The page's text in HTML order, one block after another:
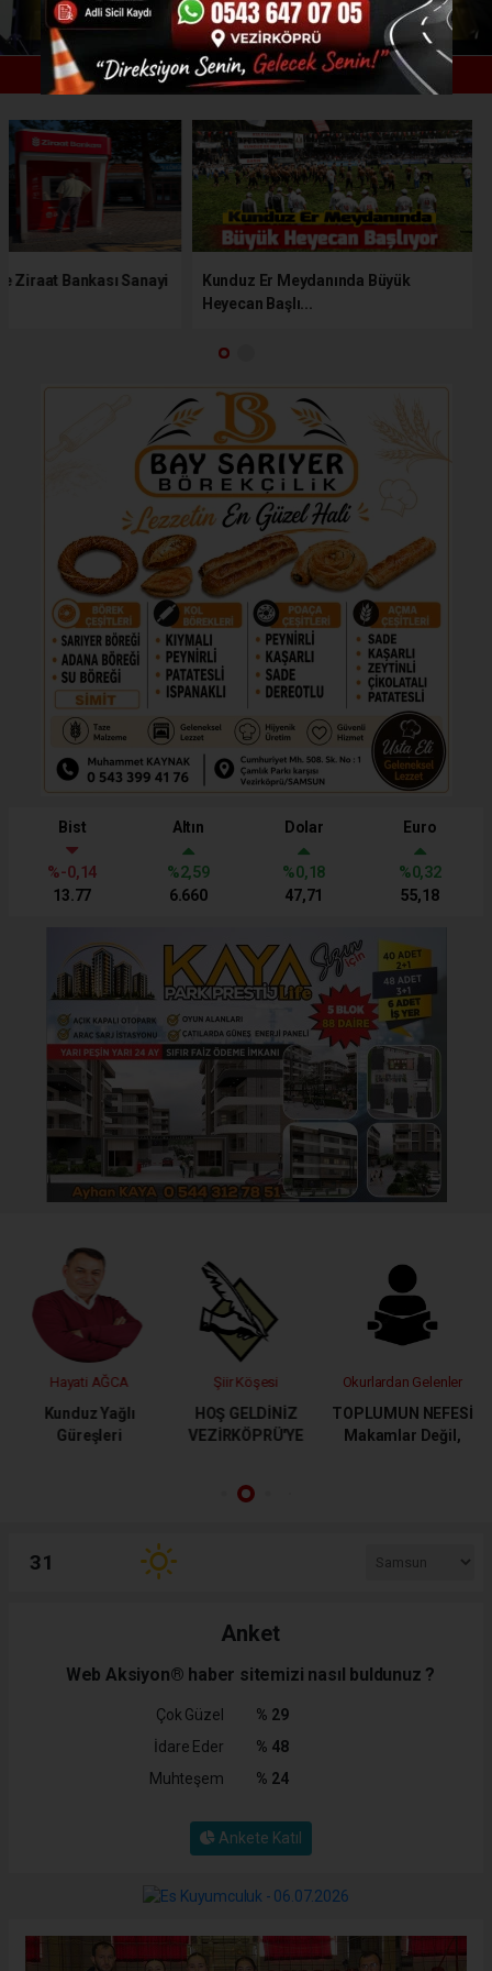
14 15 1 2 3
Vezirköprü’de Ziraat Bankası Sanayi
Kunduz Er Meydanında
Bist
%-0,14
13.77
Altın
%2,59
6.660
Dolar
%0,18
47,71
Euro
%0,32
55,18
Şiir Köşesi
HOŞ GELDİNİZ
VEZİRKÖPRÜ'YE
Okurlardan Gelenler
TOPLUMUN NEFESİ
Makamlar Değil,
Prof. Dr. Hüseyin Kalkan
Knidos'ta Yalnız
Bırakılan Zaman
31
Anket
Web Aksiyon® haber sitemizi nasıl buldunuz ?
Çok Güzel
% 29
İdare Eder
% 48
Muhteşem
% 24
Ankete Katıl